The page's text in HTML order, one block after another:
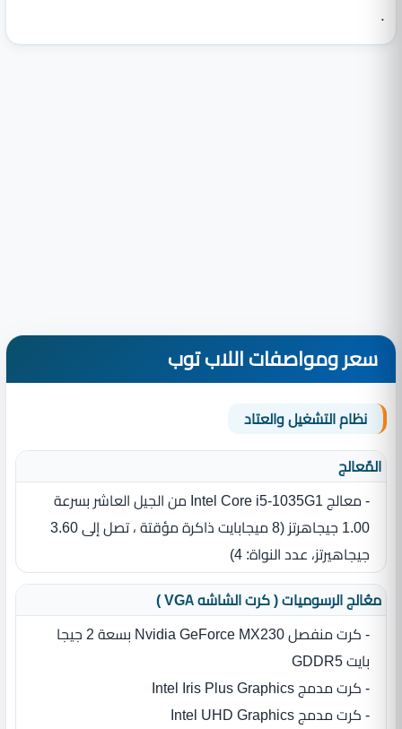
.
سعر ومواصفات اللاب توب
نظام التشغيل والعتاد
المٌعالج
- معالج Intel Core i5-1035G1 من الجيل العاشر بسرعة
1.00 جيجاهرتز ‏(‏8 ميجابايت ذاكرة مؤقتة ، تصل إلى 3.60
جيجاهيرتز، عدد النواة‏:‏ 4‏)‏
معُالج الرسوميات ( كرت الشاشه VGA )
- كرت منفصل Nvidia GeForce MX230 بسعة 2 جيجا
بايت GDDR5
- كرت مدمج Intel Iris Plus Graphics
- كرت مدمج Intel UHD Graphics